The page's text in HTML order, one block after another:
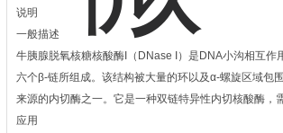
说明
一般描述
牛胰腺脱氧核糖核酸酶I（DNase I）是DNA小沟相互
六个β-链所组成。该结构被大量的环以及α-螺旋区域包
来源的内切酶之一。它是一种双链特异性内切核酸酶，
应用